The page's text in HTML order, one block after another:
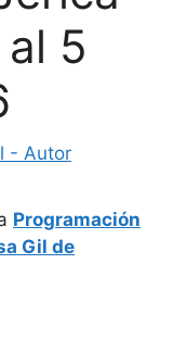
5
- Autor
Programación
Gil de